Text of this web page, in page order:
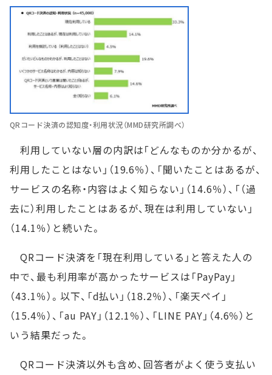
QRコード決済の認知度・利用状況（MMD研究所調べ）
利用していない層の内訳は「どんなものか分かるが、
利用したことはない」（19.6％）、「聞いたことはあるが、
サービスの名称・内容はよく知らない」（14.6％）、「（過
去に）利用したことはあるが、現在は利用していない」
（14.1％）と続いた。
QRコード決済を「現在利用している」と答えた人の
中で、最も利用率が高かったサービスは「PayPay」
（43.1％）。以下、「d払い」（18.2％）、「楽天ペイ」
（15.4％）、「au PAY」（12.1％）、「LINE PAY」（4.6％）と
いう結果だった。
QRコード決済以外も含め、回答者がよく使う支払い